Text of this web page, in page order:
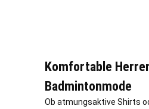
Komfortable
Badmintonmode
Ob atmungsaktive Shirts